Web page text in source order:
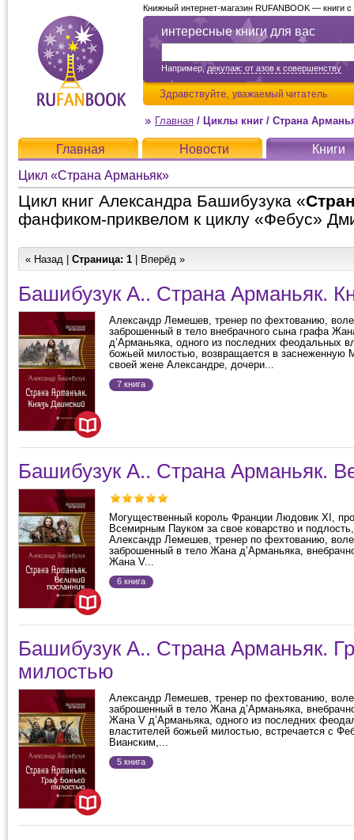
интересные книги для вас
Например,декупаж: от азов к совершенству
Здравствуйте, уважаемый читатель
Книжный интернет-магазин RUFANBOOK — книги
Главная / Циклы книг / Страна
Главная Новости
Книги
Цикл «Страна Арманьяк»
Цикл книг Александра Башибузука «
фанфиком-приквелом к циклу «Фебус»
« Назад | Страница: 1 | Вперёд »
Башибузук А.. Страна Арманьяк.
Александр Лемешев, тренер по фехтованию,
заброшенный в тело внебрачного сына графа
д’Арманьяка, одного из последних феодальных
божьей милостью, возвращается в заснеженную
своей жене Александре, дочери...
7 книга
Башибузук А.. Страна Арманьяк.
Могущественный король Франции Людовик XI,
Всемирным Пауком за свое коварство и
Александр Лемешев, тренер по фехтованию,
заброшенный в тело Жана д’Арманьяка,
Жана V...
6 книга
Башибузук А.. Страна Арманьяк.
милостью
Александр Лемешев, тренер по фехтованию,
заброшенный в тело Жана д’Арманьяка,
Жана V д’Арманьяка, одного из последних
властителей божьей милостью, встречается с
Вианским,...
5 книга